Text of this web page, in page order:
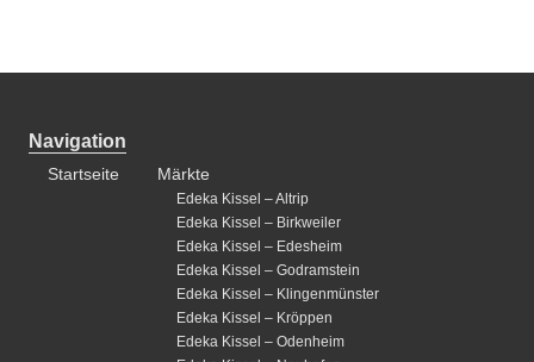
Navigation
Startseite Märkte
Edeka Kissel – Altrip
Edeka Kissel – Birkweiler
Edeka Kissel – Edesheim
Edeka Kissel – Godramstein
Edeka Kissel – Klingenmünster
Edeka Kissel – Kröppen
Edeka Kissel – Odenheim